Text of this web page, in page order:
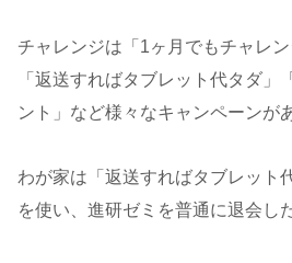
チャレンジは「1ヶ月でもチャレン
「返送すればタブレット代タダ」
ント」など様々なキャンペーンが
わが家は「返送すればタブレット
を使い、進研ゼミを普通に退会し